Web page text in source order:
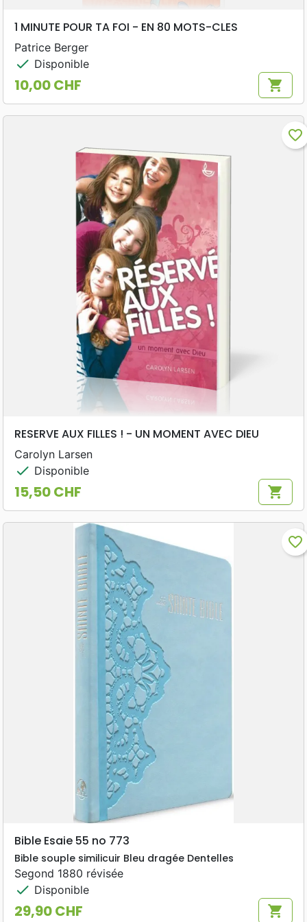
1 MINUTE POUR TA FOI - EN 80 MOTS-CLES
Patrice Berger
check Disponible
Prix
10,00 CHF shopping_cart
favorite_border
RESERVE AUX FILLES ! - UN MOMENT AVEC DIEU
Carolyn Larsen
check Disponible
Prix
15,50 CHF shopping_cart
favorite_border
Bible Esaie 55 no 773
Bible souple similicuir Bleu dragée Dentelles
Segond 1880 révisée
check Disponible
Prix
29,90 CHF shopping_cart